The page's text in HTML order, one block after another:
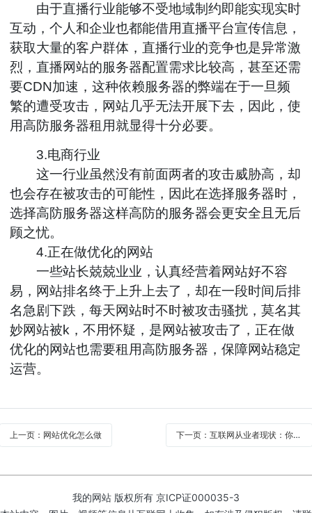
由于直播行业能够不受地域制约即能实现实时
互动，个人和企业也都能借用直播平台宣传信息，
获取大量的客户群体，直播行业的竞争也是异常激
烈，直播网站的服务器配置需求比较高，甚至还需
要CDN加速，这种依赖服务器的弊端在于一旦频
繁的遭受攻击，网站几乎无法开展下去，因此，使
用高防服务器租用就显得十分必要。
3.电商行业
这一行业虽然没有前面两者的攻击威胁高，却
也会存在被攻击的可能性，因此在选择服务器时，
选择高防服务器这样高防的服务器会更安全且无后
顾之忧。
4.正在做优化的网站
一些站长兢兢业业，认真经营着网站好不容
易，网站排名终于上升上去了，却在一段时间后排
名急剧下跌，每天网站时不时被攻击骚扰，莫名其
妙网站被k，不用怀疑，是网站被攻击了，正在做
优化的网站也需要租用高防服务器，保障网站稳定
运营。
上一页：网站优化怎么做 下一页：互联网从业者现状：你若不努力，天天都是中年危机
我的网站 版权所有 京ICP证000035-3